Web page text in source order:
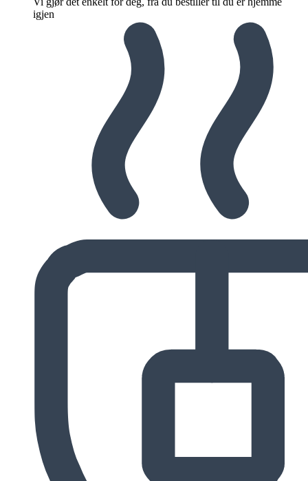
igjen